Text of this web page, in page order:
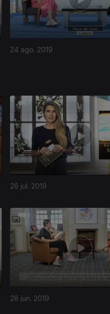
24 ago. 2019
26 jul. 2019
28 jun. 2019